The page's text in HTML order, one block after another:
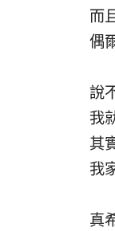
而
偶
說
我
其
我
真